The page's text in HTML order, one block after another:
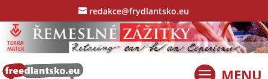
redakce@frydlantsko.eu